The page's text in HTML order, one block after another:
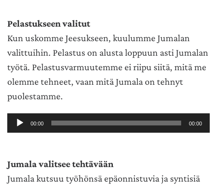
Pelastukseen valitut
Kun uskomme Jeesukseen, kuulumme Jumalan
valittuihin. Pelastus on alusta loppuun asti Jumalan
työtä. Pelastusvarmuutemme ei riipu siitä, mitä me
olemme tehneet, vaan mitä Jumala on tehnyt
puolestamme.
Äänitoistin00:00 00:00
Jumala valitsee tehtävään
Jumala kutsuu työhönsä epäonnistuvia ja syntisiä